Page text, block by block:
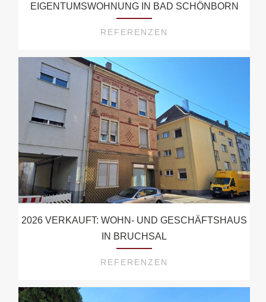
EIGENTUMSWOHNUNG IN BAD SCHÖNBORN
REFERENZEN
2026 VERKAUFT: WOHN- UND GESCHÄFTSHAUS
IN BRUCHSAL
REFERENZEN